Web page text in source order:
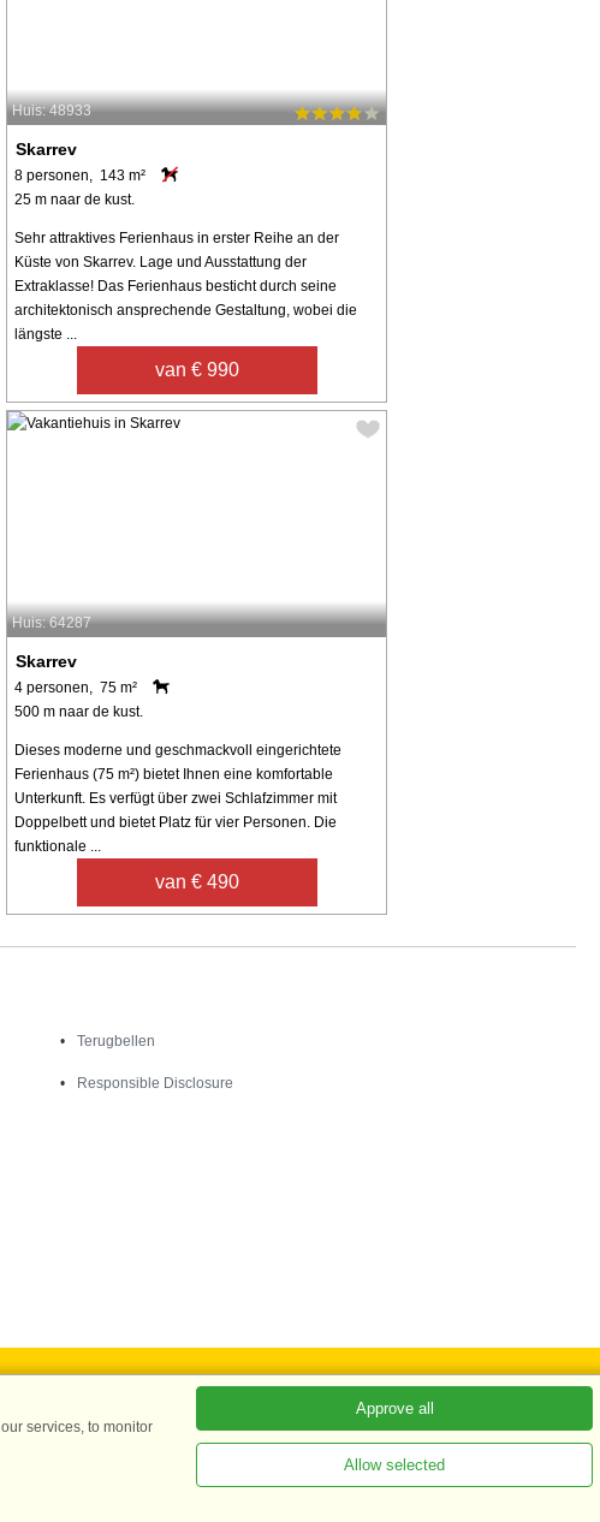
Huis: 48933
Skarrev
8 personen, 143 m²
25 m naar de kust.
Sehr attraktives Ferienhaus in erster Reihe an der
Küste von Skarrev. Lage und Ausstattung der
Extraklasse! Das Ferienhaus besticht durch seine
architektonisch ansprechende Gestaltung, wobei die
längste ...
van € 990
Huis: 64287
Skarrev
4 personen, 75 m²
500 m naar de kust.
Dieses moderne und geschmackvoll eingerichtete
Ferienhaus (75 m²) bietet Ihnen eine komfortable
Unterkunft. Es verfügt über zwei Schlafzimmer mit
Doppelbett und bietet Platz für vier Personen. Die
funktionale ...
van € 490
Terugbellen
Responsible Disclosure
DABADKKK
services, to monitor
Approve all
Allow selected